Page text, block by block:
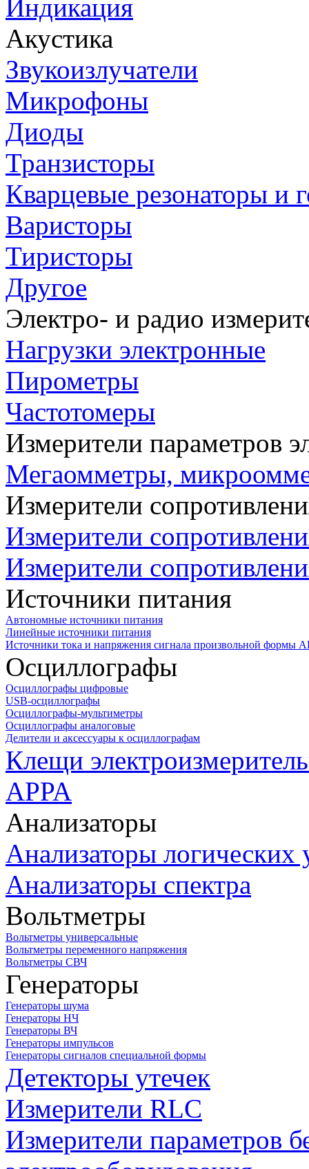
Индикация
Акустика
Звукоизлучатели
Микрофоны
Диоды
Транзисторы
Кварцевые резонаторы и
Варисторы
Тиристоры
Другое
Электро- и радио
Нагрузки электронные
Пирометры
Частотомеры
Измерители параметров
Мегаомметры,
Измерители
Измерители
Измерители
Источники питания
Автономные источники питания
Линейные источники питания
Источники тока и напряжения сигнала произвольной формы
Осциллографы
Осциллографы цифровые
USB-осциллографы
Осциллографы-мультиметры
Осциллографы аналоговые
Делители и аксессуары к осциллографам
Клещи
APPA
Анализаторы
Анализаторы логических
Анализаторы спектра
Вольтметры
Вольтметры универсальные
Вольтметры переменного напряжения
Вольтметры СВЧ
Генераторы
Генераторы шума
Генераторы НЧ
Генераторы ВЧ
Генераторы импульсов
Генераторы сигналов специальной формы
Детекторы утечек
Измерители RLC
Измерители параметров